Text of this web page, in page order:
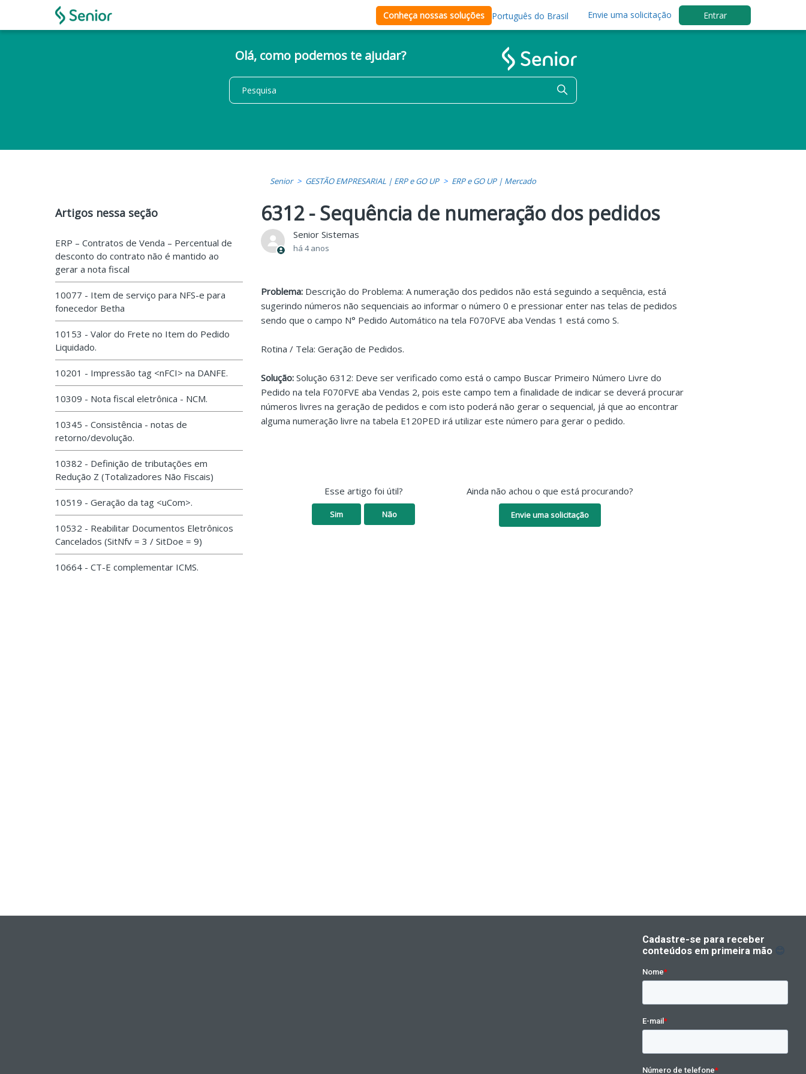
Conheça nossas soluções Português do Brasil Envie uma solicitação Entrar
Olá, como podemos te ajudar?
Senior GESTÃO EMPRESARIAL | ERP e GO UP ERP e GO UP | Mercado
Artigos nessa seção
ERP – Contratos de Venda – Percentual de
desconto do contrato não é mantido ao
gerar a nota fiscal
10077 - Item de serviço para NFS-e para
fonecedor Betha
10153 - Valor do Frete no Item do Pedido
Liquidado.
10201 - Impressão tag <nFCI> na DANFE.
10309 - Nota fiscal eletrônica - NCM.
10345 - Consistência - notas de
retorno/devolução.
10382 - Definição de tributações em
Redução Z (Totalizadores Não Fiscais)
10519 - Geração da tag <uCom>.
10532 - Reabilitar Documentos Eletrônicos
Cancelados (SitNfv = 3 / SitDoe = 9)
10664 - CT-E complementar ICMS.
6312 - Sequência de numeração dos pedidos
Senior Sistemas
há 4 anos
Problema: Descrição do Problema: A numeração dos pedidos não está seguindo a sequência, está
sugerindo números não sequenciais ao informar o número 0 e pressionar enter nas telas de pedidos
sendo que o campo N° Pedido Automático na tela F070FVE aba Vendas 1 está como S.
Rotina / Tela: Geração de Pedidos.
Solução:Solução 6312: Deve ser verificado como está o campo Buscar Primeiro Número Livre do
Pedido na tela F070FVE aba Vendas 2, pois este campo tem a finalidade de indicar se deverá procurar
números livres na geração de pedidos e com isto poderá não gerar o sequencial, já que ao encontrar
alguma numeração livre na tabela E120PED irá utilizar este número para gerar o pedido.
Esse artigo foi útil?
Sim Não
Ainda não achou o que está procurando?
Envie uma solicitação